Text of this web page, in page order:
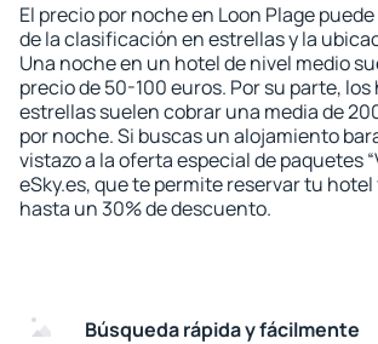
El precio por noche en Loon Plage
de la clasificación en estrellas y la
Una noche en un hotel de nivel medio
precio de 50-100 euros. Por su parte,
estrellas suelen cobrar una media de
por noche. Si buscas un alojamiento
vistazo a la oferta especial de paquetes
eSky.es, que te permite reservar tu hotel
hasta un 30% de descuento.
Búsqueda rápida y fácilmente